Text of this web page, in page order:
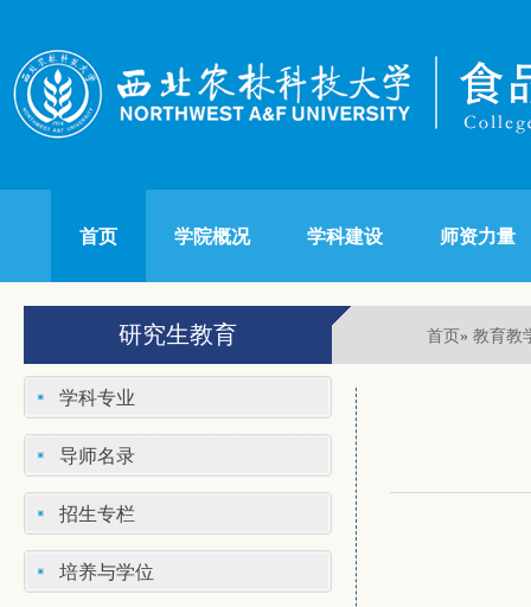
首页 学院概况 学科建设 师资力量
研究生教育 首页» 教育教
学科专业
导师名录
招生专栏
培养与学位